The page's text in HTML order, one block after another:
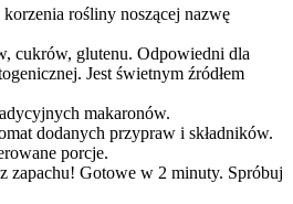
rośliny noszącej nazwę
cukrów, glutenu. Odpowiedni dla
Jest świetnym źródłem
makaronów.
dodanych przypraw i składników.
porcje.
Gotowe w 2 minuty. Spróbuj